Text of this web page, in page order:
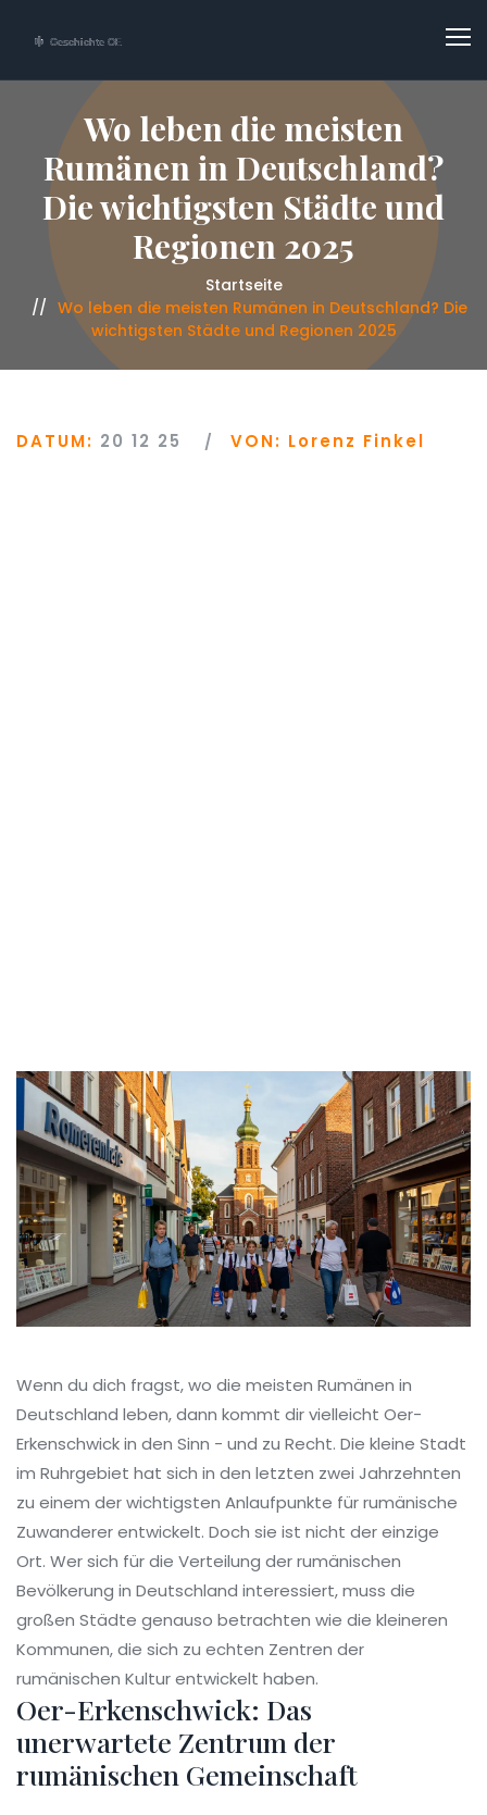
Wo leben die meisten
Rumänen in Deutschland?
Die wichtigsten Städte und
Regionen 2025
Startseite
Wo leben die meisten Rumänen in Deutschland? Die
wichtigsten Städte und Regionen 2025
DATUM: 20 12 25 VON: Lorenz Finkel
Wenn du dich fragst, wo die meisten Rumänen in
Deutschland leben, dann kommt dir vielleicht Oer-
Erkenschwick in den Sinn - und zu Recht. Die kleine Stadt
im Ruhrgebiet hat sich in den letzten zwei Jahrzehnten
zu einem der wichtigsten Anlaufpunkte für rumänische
Zuwanderer entwickelt. Doch sie ist nicht der einzige
Ort. Wer sich für die Verteilung der rumänischen
Bevölkerung in Deutschland interessiert, muss die
großen Städte genauso betrachten wie die kleineren
Kommunen, die sich zu echten Zentren der
rumänischen Kultur entwickelt haben.
Oer-Erkenschwick: Das
unerwartete Zentrum der
rumänischen Gemeinschaft